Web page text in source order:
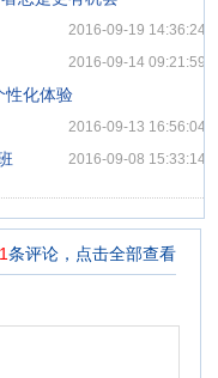
2016-09-19 14:36:24
2016-09-14 09:21:59
性化体验
2016-09-13 16:56:04
2016-09-08 15:33:14